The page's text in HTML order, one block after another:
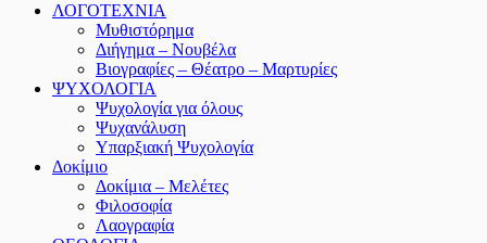
ΛΟΓΟΤΕΧΝΙΑ
Μυθιστόρημα
Διήγημα – Νουβέλα
Βιογραφίες – Θέατρο – Μαρτυρίες
ΨΥΧΟΛΟΓΙΑ
Ψυχολογία για όλους
Ψυχανάλυση
Υπαρξιακή Ψυχολογία
Δοκίμιο
Δοκίμια – Μελέτες
Φιλοσοφία
Λαογραφία